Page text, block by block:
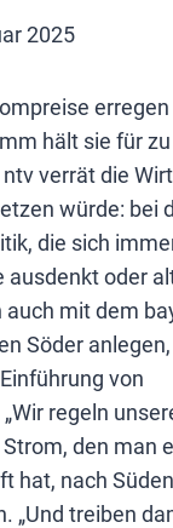
2025
hält sie für
ntv verrät die
würde: bei
die sich
oder
auch mit dem
Söder
von
regeln
den man
hat, nach
„Und treiben